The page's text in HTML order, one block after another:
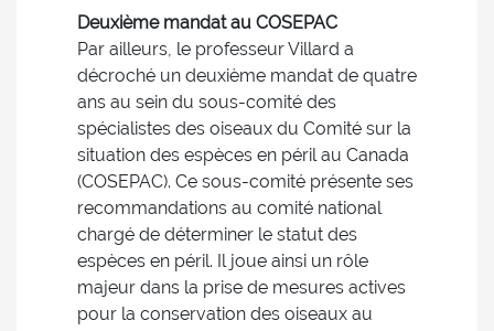
Deuxième mandat au COSEPAC
Par ailleurs, le professeur Villard a
décroché un deuxième mandat de quatre
ans au sein du sous-comité des
spécialistes des oiseaux du Comité sur la
situation des espèces en péril au Canada
(COSEPAC). Ce sous-comité présente ses
recommandations au comité national
chargé de déterminer le statut des
espèces en péril. Il joue ainsi un rôle
majeur dans la prise de mesures actives
pour la conservation des oiseaux au